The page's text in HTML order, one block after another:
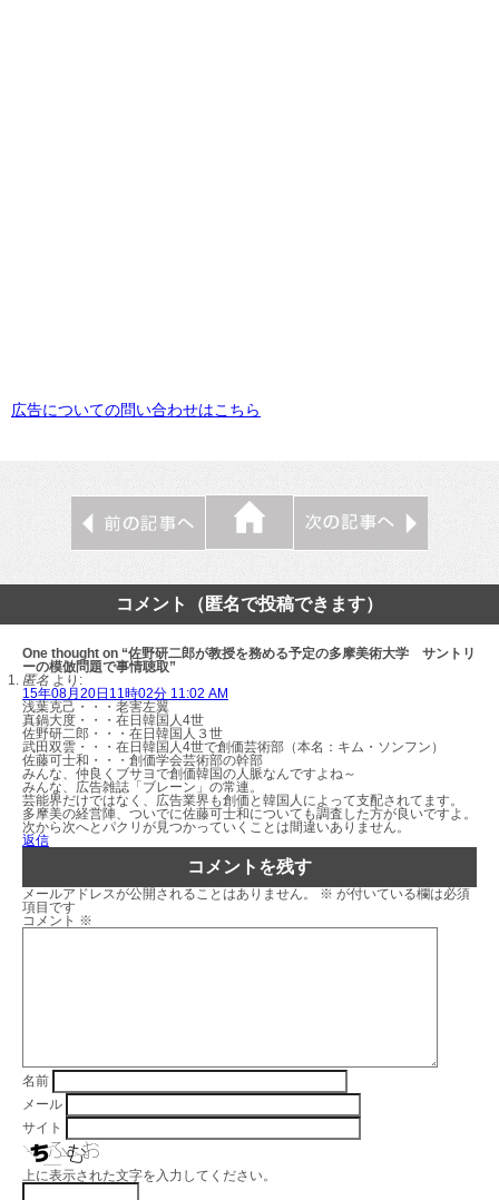
広告についての問い合わせはこちら
コメント（匿名で投稿できます）
One thought on “佐野研二郎が教授を務める予定の多摩美術大学 サントリ
ーの模倣問題で事情聴取”
匿名 より:
15年08月20日11時02分 11:02 AM
浅葉克己・・・老害左翼
真鍋大度・・・在日韓国人4世
佐野研二郎・・・在日韓国人３世
武田双雲・・・在日韓国人4世で創価芸術部（本名：キム・ソンフン）
佐藤可士和・・・創価学会芸術部の幹部
みんな、仲良くブサヨで創価韓国の人脈なんですよね～
みんな、広告雑誌「ブレーン」の常連。
芸能界だけではなく、広告業界も創価と韓国人によって支配されてます。
多摩美の経営陣、ついでに佐藤可士和についても調査した方が良いですよ。
次から次へとパクリが見つかっていくことは間違いありません。
返信
コメントを残す
メールアドレスが公開されることはありません。 ※ が付いている欄は必須
項目です
コメント ※
名前
メール
サイト
上に表示された文字を入力してください。